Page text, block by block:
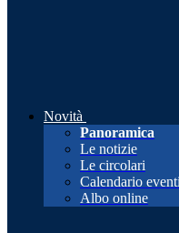
Novità
Panoramica
Le notizie
Le circolari
Calendario eventi
Albo online